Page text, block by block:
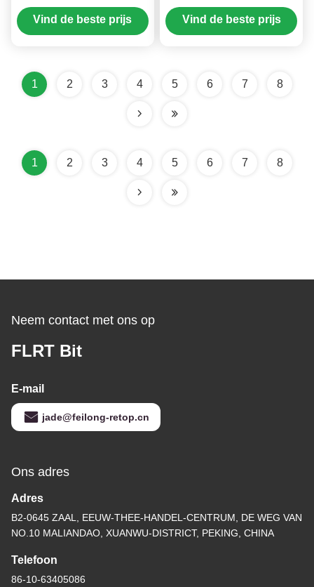
voor Oliebronboring
Vind de beste prijs
het Wolframcarbide
Bescherming van Shirttail
Vind de beste prijs
1 2 3 4 5 6 7 8
1 2 3 4 5 6 7 8
Neem contact met ons op
FLRT Bit
E-mail
jade@feilong-retop.cn
Ons adres
Adres
B2-0645 ZAAL, EEUW-THEE-HANDEL-CENTRUM, DE WEG VAN
NO.10 MALIANDAO, XUANWU-DISTRICT, PEKING, CHINA
Telefoon
86-10-63405086